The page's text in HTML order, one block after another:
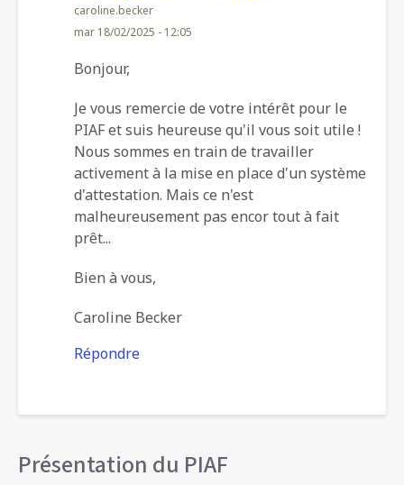
caroline.becker
mar 18/02/2025 - 12:05
En
à
attestation
formation
par
Sophie
(non
vérifié)
Bonjour,
Je vous remercie de votre intérêt pour le
PIAF et suis heureuse qu'il vous soit utile !
Nous sommes en train de travailler
activement à la mise en place d'un système
d'attestation. Mais ce n'est
malheureusement pas encor tout à fait
prêt...
Bien à vous,
Caroline Becker
Répondre
Présentation du PIAF